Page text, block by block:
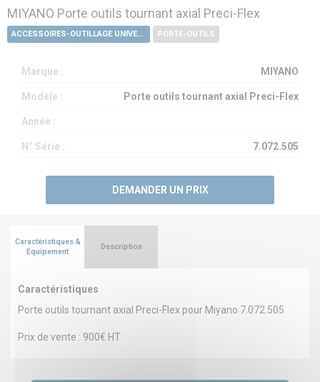
MIYANO Porte outils tournant axial Preci-Flex
ACCESSOIRES-OUTILLAGE UNIVERSELS PORTE-OUTILS
Marque : MIYANO
Modèle : Porte outils tournant axial Preci-Flex
Année :
N° Série : 7.072.505
DEMANDER UN PRIX
Caractéristiques &
Equipement
Caractéristiques
Porte outils tournant axial Preci-Flex pour Miyano 7.072.505
Prix de vente : 900€ HT
Description